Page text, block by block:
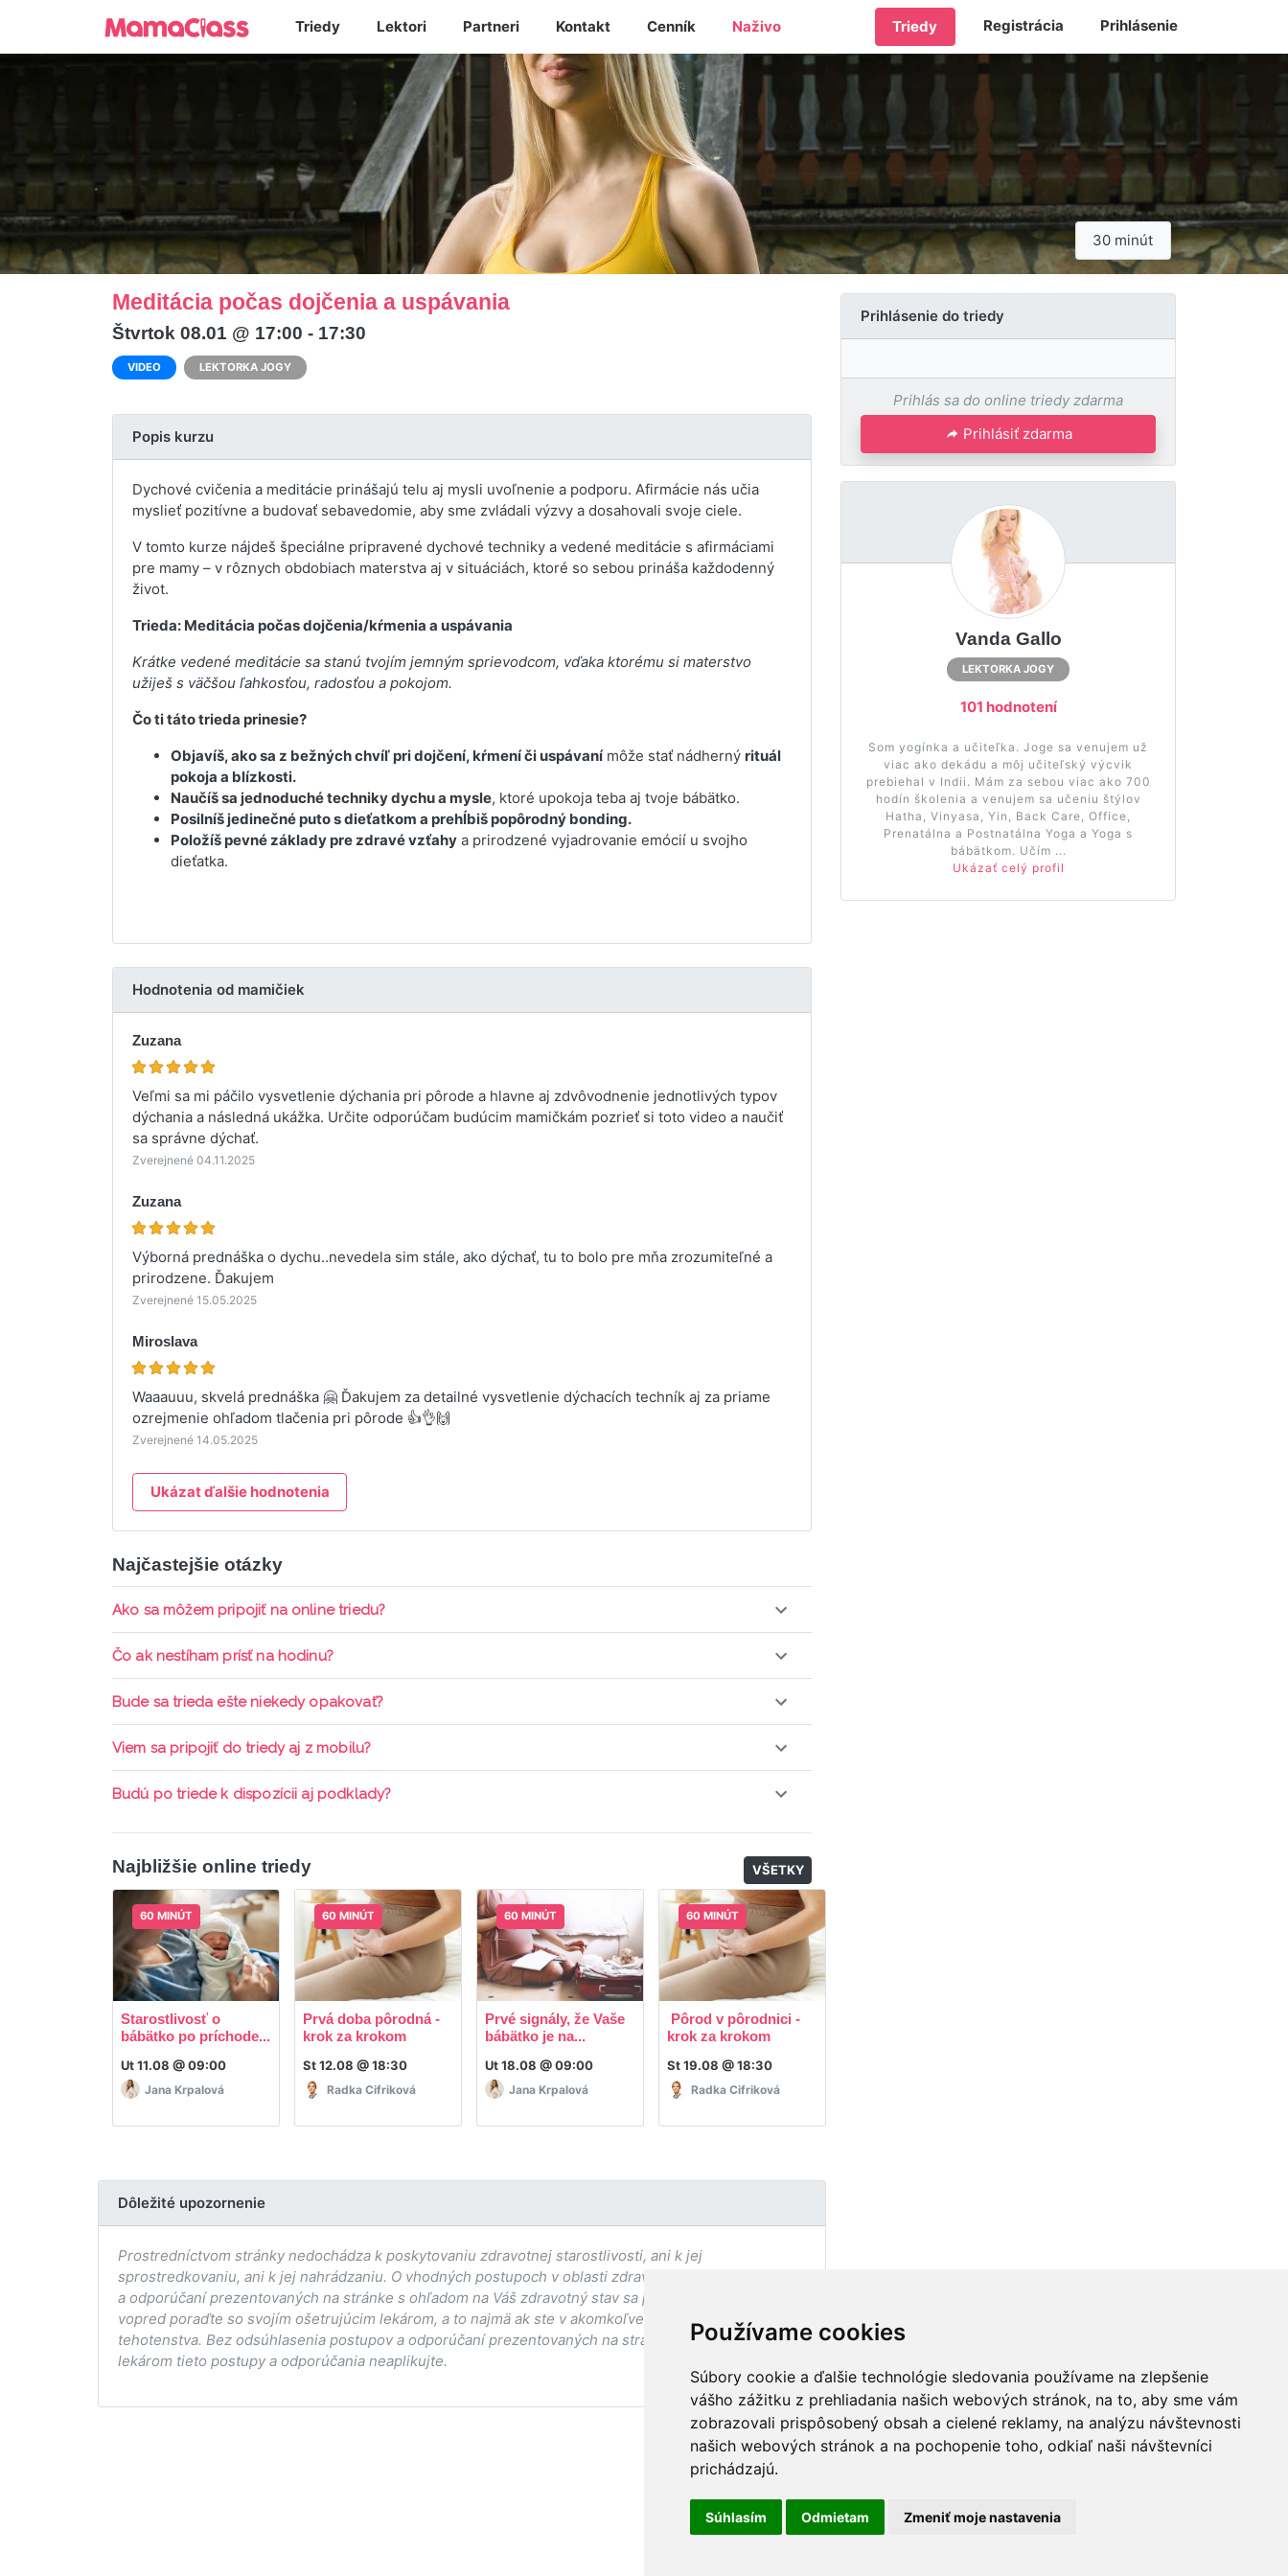
Používame cookies
Súbory cookie a ďalšie technológie sledovania používame na zlepšenie
vášho zážitku z prehliadania našich webových stránok, na to, aby sme vám
zobrazovali prispôsobený obsah a cielené reklamy, na analýzu návštevnosti
našich webových stránok a na pochopenie toho, odkiaľ naši návštevníci
prichádzajú.
Súhlasím Odmietam Zmeniť moje nastavenia
Triedy Lektori Partneri Kontakt Cenník Naživo Triedy Registrácia Prihlásenie
30 minút
Meditácia počas dojčenia a uspávania
Štvrtok 08.01 @ 17:00 - 17:30
VIDEO LEKTORKA JOGY
Popis kurzu
Dychové cvičenia a meditácie prinášajú telu aj mysli uvoľnenie a podporu. Afirmácie nás učia
myslieť pozitívne a budovať sebavedomie, aby sme zvládali výzvy a dosahovali svoje ciele.
V tomto kurze nájdeš špeciálne pripravené dychové techniky a vedené meditácie s afirmáciami
pre mamy – v rôznych obdobiach materstva aj v situáciách, ktoré so sebou prináša každodenný
život.
Trieda: Meditácia počas dojčenia/kŕmenia a uspávania
Krátke vedené meditácie sa stanú tvojím jemným sprievodcom, vďaka ktorému si materstvo
užiješ s väčšou ľahkosťou, radosťou a pokojom.
Čo ti táto trieda prinesie?
Objavíš, ako sa z bežných chvíľ pri dojčení, kŕmení či uspávanímôže stať nádherný rituál
pokoja a blízkosti.
Naučíš sa jednoduché techniky dychu a mysle, ktoré upokoja teba aj tvoje bábätko.
Posilníš jedinečné puto s dieťatkom a prehĺbiš popôrodný bonding.
Položíš pevné základy pre zdravé vzťahy a prirodzené vyjadrovanie emócií u svojho
dieťatka.
Hodnotenia od mamičiek
Zuzana
Veľmi sa mi páčilo vysvetlenie dýchania pri pôrode a hlavne aj zdvôvodnenie jednotlivých typov
dýchania a následná ukážka. Určite odporúčam budúcim mamičkám pozrieť si toto video a naučiť
sa správne dýchať.
Zverejnené 04.11.2025
Zuzana
Výborná prednáška o dychu..nevedela sim stále, ako dýchať, tu to bolo pre mňa zrozumiteľné a
prirodzene. Ďakujem
Zverejnené 15.05.2025
Miroslava
Waaauuu, skvelá prednáška 🤗 Ďakujem za detailné vysvetlenie dýchacích techník aj za priame
ozrejmenie ohľadom tlačenia pri pôrode 👍👌🙌
Zverejnené 14.05.2025
Ukázat ďalšie hodnotenia
Najčastejšie otázky
Ako sa môžem pripojiť na online triedu?
Pripojenie do online triedy prebieha priamo cez web-stránku mamaclass.sk, stačí sledovať
Čo ak nestíham prísť na hodinu?
Každá trieda sa nahráva a je k dispozícií po dobu 7 dní. Pre pozretie video nahrávky je potrebné mať
Bude sa trieda ešte niekedy opakovať?
Triedy sa priebežne opakujú, stačí sledovať ponuku kurzov a tried.
Viem sa pripojiť do triedy aj z mobilu?
Áno, pripojenie do triedy je možné aj cez mobil, nie je k tomu potrebné sťahovať žiadne ďalšie appky
Budú po triede k dispozícii aj podklady?
Áno, po skončení triedy dostávate prístup na dodatočný materiál, ktorý Vaša hostka dala k dispozícií.
Najbližšie online triedy VŠETKY
60 MINÚT
Starostlivosť o
bábätko po príchode...
Ut 11.08 @ 09:00
Jana Krpalová
60 MINÚT
Prvá doba pôrodná -
krok za krokom
St 12.08 @ 18:30
Radka Cifriková
60 MINÚT
Prvé signály, že Vaše
bábätko je na...
Ut 18.08 @ 09:00
Jana Krpalová
60 MINÚT
Pôrod v pôrodnici -
krok za krokom
St 19.08 @ 18:30
Radka Cifriková
Dôležité upozornenie
Prostredníctvom stránky nedochádza k poskytovaniu zdravotnej starostlivosti, ani k jej
sprostredkovaniu, ani k jej nahrádzaniu. O vhodných postupoch v oblasti zdravia, vhodnosti postupov
a odporúčaní prezentovaných na stránke s ohľadom na Váš zdravotný stav sa pred ich aplikáciou vždy
vopred poraďte so svojím ošetrujúcim lekárom, a to najmä ak ste v akomkoľvek štádiu
tehotenstva. Bez odsúhlasenia postupov a odporúčaní prezentovaných na stránke Vaším ošetrujúcim
lekárom tieto postupy a odporúčania neaplikujte.
Prihlásenie do triedy
Prihlás sa do online triedy zdarma
Prihlásiť zdarma
Vanda Gallo
LEKTORKA JOGY
101 hodnotení
Som yogínka a učiteľka. Joge sa venujem už
viac ako dekádu a môj učiteľský výcvik
prebiehal v Indii. Mám za sebou viac ako 700
hodín školenia a venujem sa učeniu štýlov
Hatha, Vinyasa, Yin, Back Care, Office,
Prenatálna a Postnatálna Yoga a Yoga s
bábätkom. Učím ...
Ukázať celý profil